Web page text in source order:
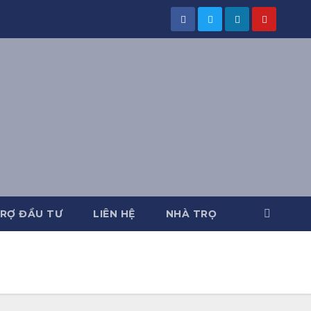
ĐẦU TƯ LIÊN HỆ NHÀ TRỌ